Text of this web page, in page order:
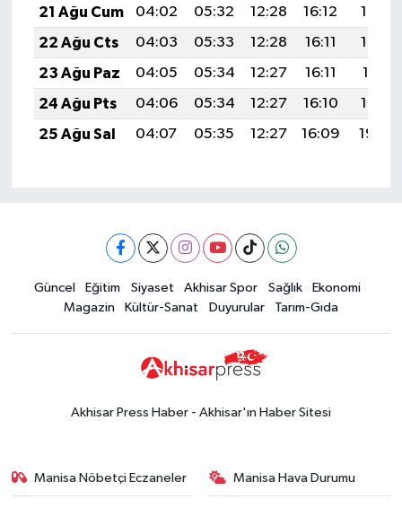
21 Ağu Cum
04:02 05:32 12:28 16:12
19:14
22 Ağu Cts
04:03 05:33 12:28 16:11
19:12
23 Ağu Paz
04:05 05:34 12:27 16:11
19:11
24 Ağu Pts
04:06 05:34 12:27 16:10
19:10
25 Ağu Sal
04:07 05:35 12:27 16:09 19:08
Güncel Eğitim Siyaset Akhisar Spor Sağlık
Ekonomi
Magazin
Kültür-Sanat Duyurular Tarım-Gıda
Akhisar Press Haber - Akhisar'ın Haber Sitesi
Manisa Nöbetçi Eczaneler Manisa Hava Durumu